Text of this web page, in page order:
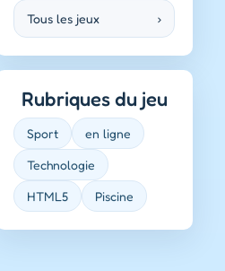
Tous les jeux ›
Rubriques du jeu
Sport en ligne
Technologie
HTML5 Piscine